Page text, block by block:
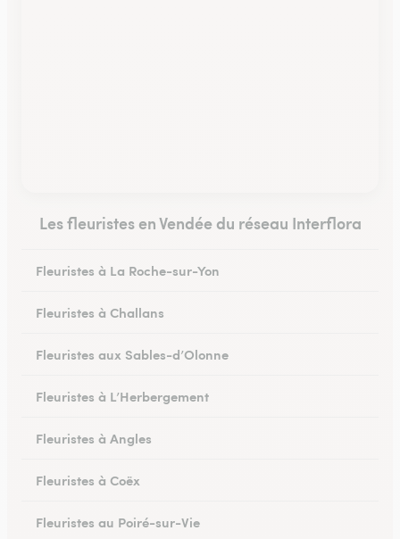
Les fleuristes en Vendée du réseau Interflora
Fleuristes à La Roche-sur-Yon
Fleuristes à Challans
Fleuristes aux Sables-d’Olonne
Fleuristes à L’Herbergement
Fleuristes à Angles
Fleuristes à Coëx
Fleuristes au Poiré-sur-Vie